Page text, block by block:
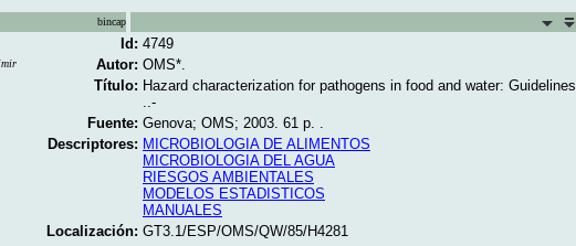
bincap
Id: 4749
Autor: OMS*.
Título: Hazard characterization for pathogens in food and water: Guidelines
..-
Fuente: Genova; OMS; 2003. 61 p. .
Descriptores: MICROBIOLOGIA DE ALIMENTOS
MICROBIOLOGIA DEL AGUA
RIESGOS AMBIENTALES
MODELOS ESTADISTICOS
MANUALES
Localización: GT3.1/ESP/OMS/QW/85/H4281